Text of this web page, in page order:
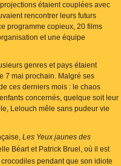
étaient couplées avec
rencontrer leurs futurs
programme copieux, 20 films
et une équipe
genres et pays étaient
7 mai prochain. Malgré ses
ces derniers mois : le chaos
concernés, quelque soit leur
Lelouch mêle sans pudeur vie
Les Yeux jaunes des
Béart et Patrick Bruel, où il est
pendant que son idiote